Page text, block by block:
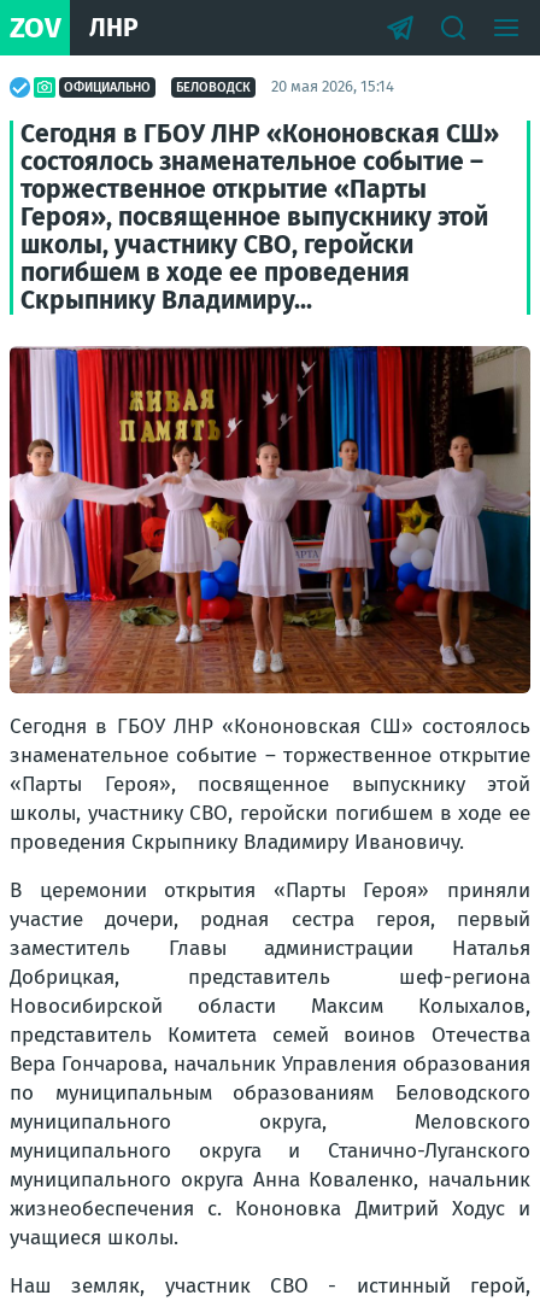
ZOV ЛНР
ОФИЦИАЛЬНО БЕЛОВОДСК 20 мая 2026, 15:14
Сегодня в ГБОУ ЛНР «Кононовская СШ»
состоялось знаменательное событие –
торжественное открытие «Парты
Героя», посвященное выпускнику этой
школы, участнику СВО, геройски
погибшем в ходе ее проведения
Скрыпнику Владимиру...
Сегодня в ГБОУ ЛНР «Кононовская СШ» состоялось
знаменательное событие – торжественное открытие
«Парты Героя», посвященное выпускнику этой
школы, участнику СВО, геройски погибшем в ходе ее
проведения Скрыпнику Владимиру Ивановичу.
В церемонии открытия «Парты Героя» приняли
участие дочери, родная сестра героя, первый
заместитель Главы администрации Наталья
Добрицкая, представитель шеф-региона
Новосибирской области Максим Колыхалов,
представитель Комитета семей воинов Отечества
Вера Гончарова, начальник Управления образования
по муниципальным образованиям Беловодского
муниципального округа, Меловского
муниципального округа и Станично-Луганского
муниципального округа Анна Коваленко, начальник
жизнеобеспечения с. Кононовка Дмитрий Ходус и
учащиеся школы.
Наш земляк, участник СВО - истинный герой,